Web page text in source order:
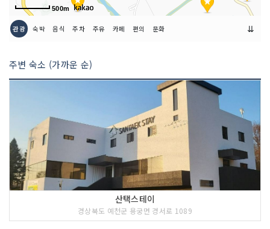
500m
관광 숙박 음식 주차 주유 카페 편의 문화 ⇊
주변 숙소 (가까운 순)
산택스테이
경상북도 예천군 용궁면 경서로 1089